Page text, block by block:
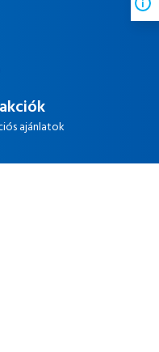
ajánlatok